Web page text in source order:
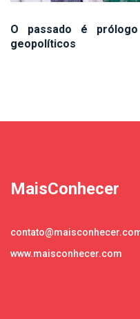
O passado é
geopolíticos
MaisConhecer
www.maisconhecer.com